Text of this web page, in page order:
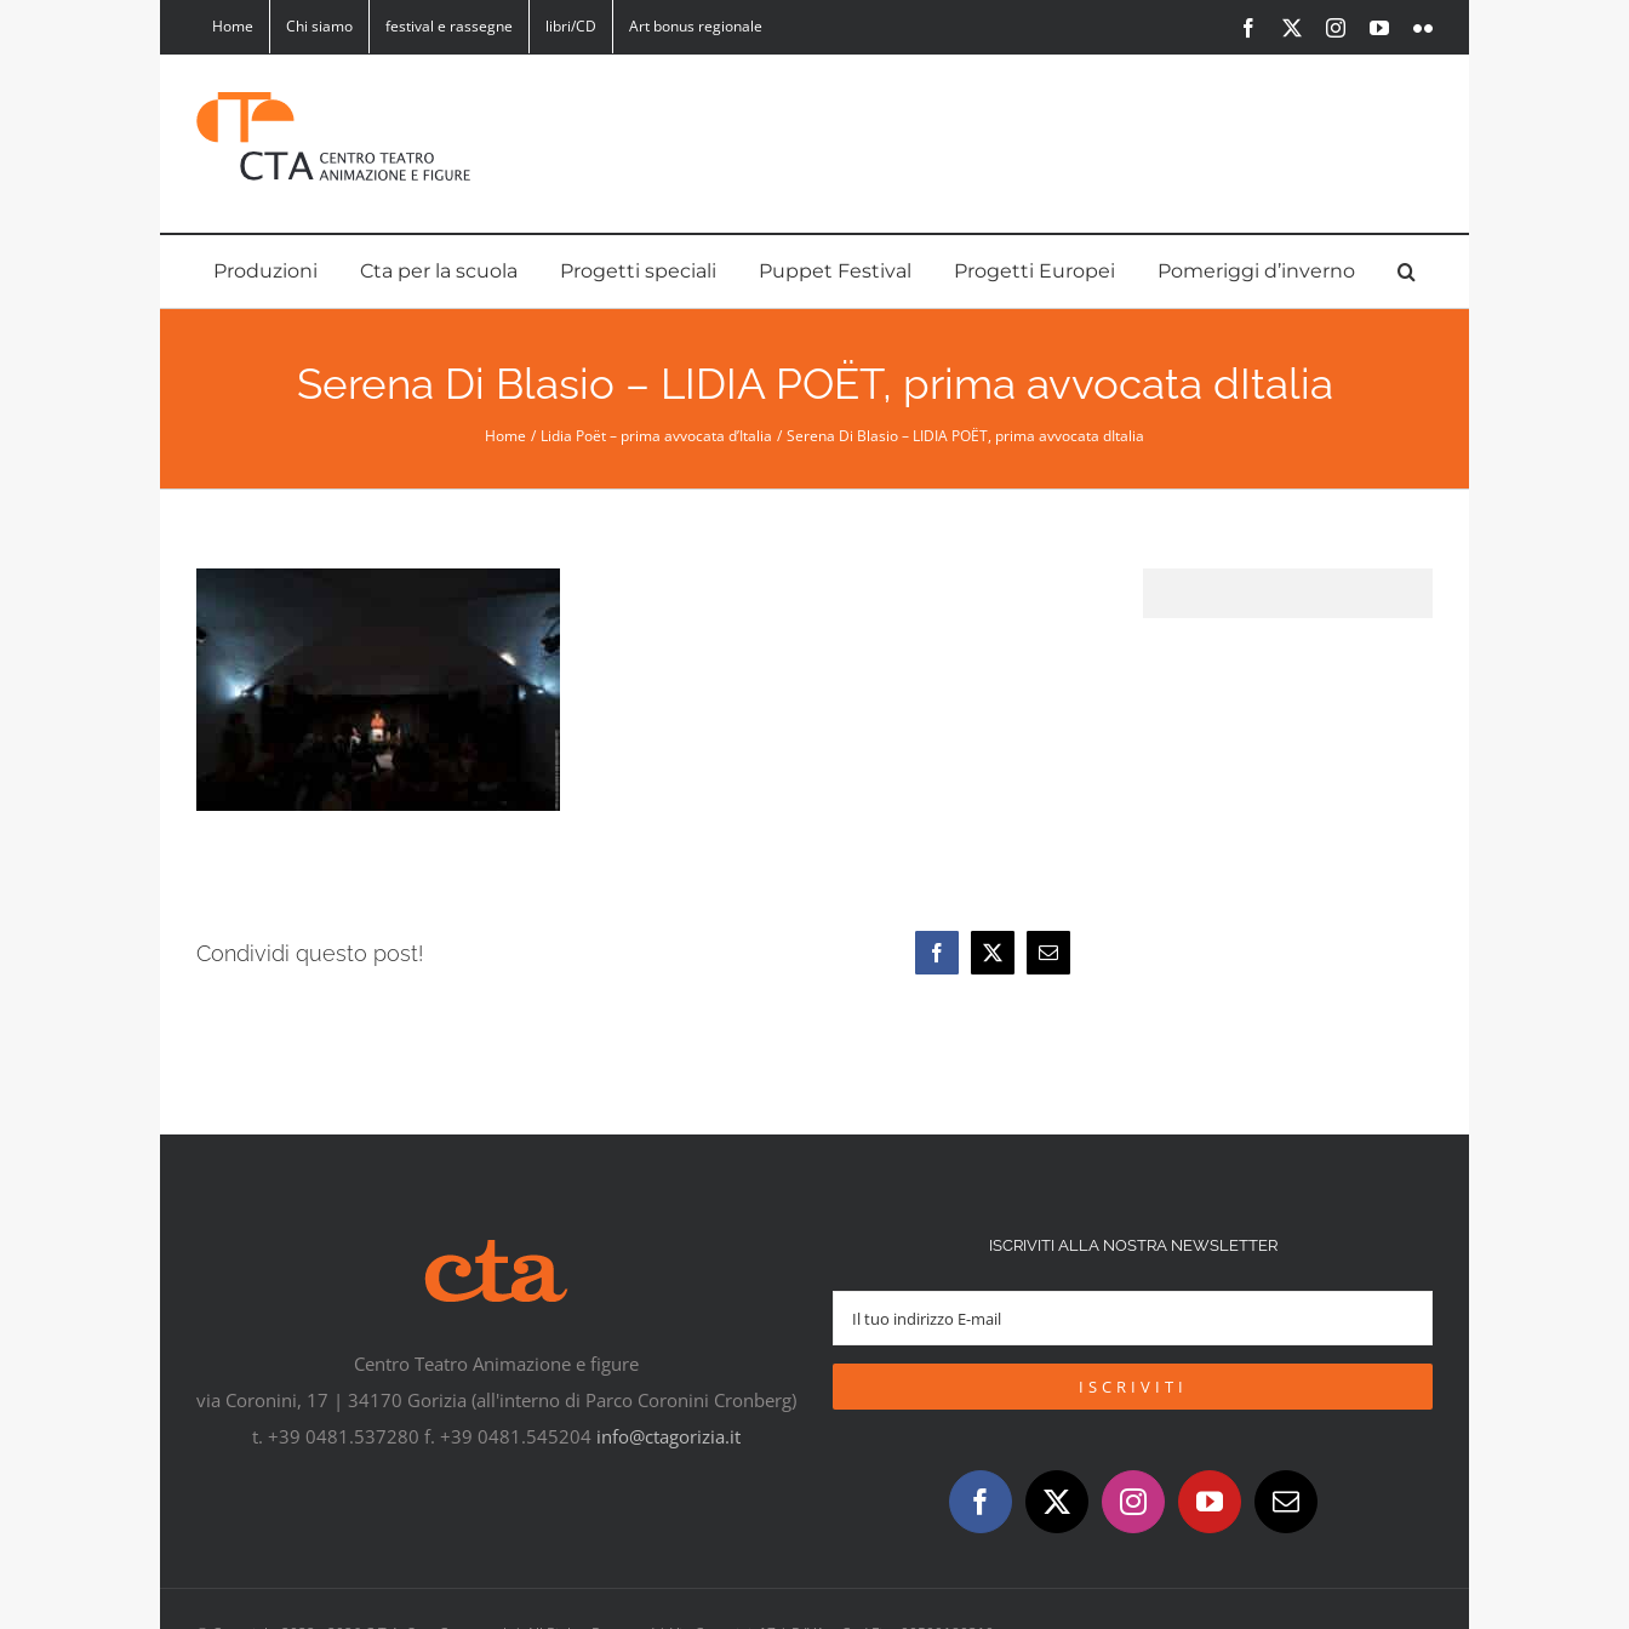
Home Chi siamo festival e rassegne libri/CD Art bonus regionale Facebook InstagramYouTubeFlickr
Produzioni Cta per la scuola Progetti speciali Puppet Festival Progetti Europei Pomeriggi d’inverno
Serena Di Blasio – LIDIA POËT, prima avvocata dItalia
Home Lidia Poët – prima avvocata d’Italia Serena Di Blasio – LIDIA POËT, prima avvocata dItalia
Condividi questo post!
Centro Teatro Animazione e figure
via Coronini, 17 | 34170 Gorizia (all'interno di Parco Coronini Cronberg)
t. +39 0481.537280 f. +39 0481.545204 info@ctagorizia.it
ISCRIVITI ALLA NOSTRA NEWSLETTER